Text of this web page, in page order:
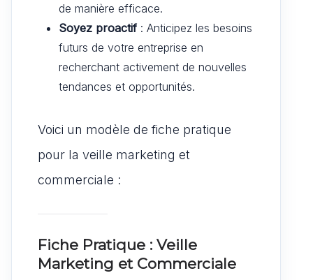
de manière efficace.
Soyez proactif : Anticipez les besoins
futurs de votre entreprise en
recherchant activement de nouvelles
tendances et opportunités.
Voici un modèle de fiche pratique
pour la veille marketing et
commerciale :
Fiche Pratique : Veille
Marketing et Commerciale